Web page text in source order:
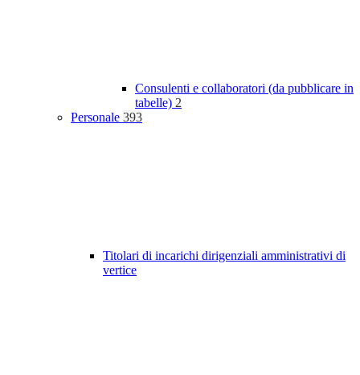
Consulenti e collaboratori (da pubblicare in
tabelle) 2
Personale 393
Titolari di incarichi dirigenziali amministrativi di
vertice